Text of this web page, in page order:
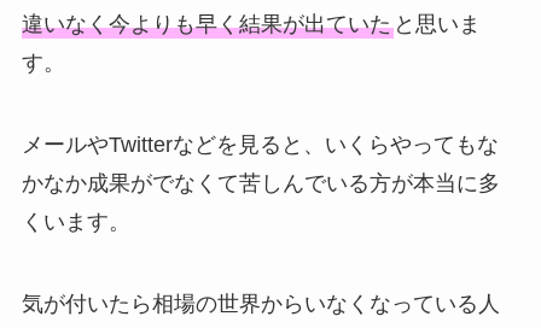
違いなく今よりも早く結果が出ていたと思いま
す。
メールやTwitterなどを見ると、いくらやってもな
かなか成果がでなくて苦しんでいる方が本当に多
くいます。
気が付いたら相場の世界からいなくなっている人